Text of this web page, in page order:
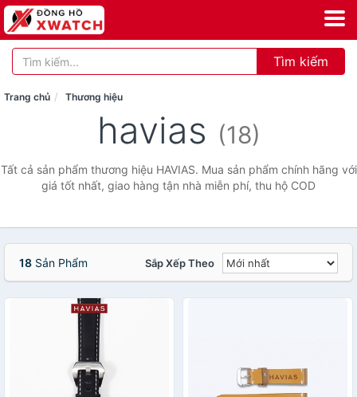
Tìm kiếm
Trang chủ Thương hiệu
havias (18)
Tất cả sản phẩm thương hiệu HAVIAS. Mua sản phẩm chính hãng với
giá tốt nhất, giao hàng tận nhà miễn phí, thu hộ COD
18 Sản Phẩm Sắp Xếp Theo